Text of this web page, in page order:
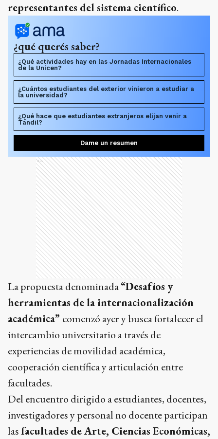
representantes del sistema científico.
¿qué querés saber?
¿Qué actividades hay en las Jornadas Internacionales
de la Unicen?
¿Cuántos estudiantes del exterior vinieron a estudiar a
la universidad?
¿Qué hace que estudiantes extranjeros elijan venir a
Tandil?
Dame un resumen
Ads
La propuesta denominada“Desafíos y
herramientas de la internacionalización
académica” comenzó ayer y busca fortalecer el
intercambio universitario a través de
experiencias de movilidad académica,
cooperación científica y articulación entre
facultades.
Del encuentro dirigido a estudiantes, docentes,
investigadores y personal no docente participan
lasfacultades de Arte, Ciencias Económicas,